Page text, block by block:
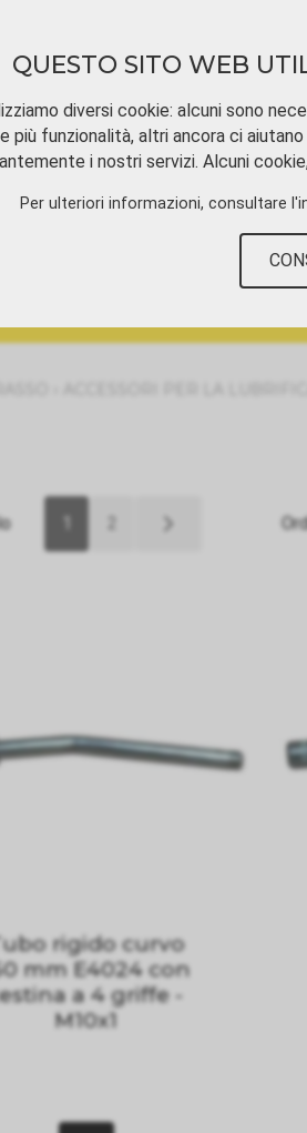
rigido curvo
mm E4024 con
a 4 griffe -
M10x1
QUESTO SITO WEB
diversi cookie: alcuni sono
più funzionalità, altri ancora ci
i nostri servizi. Alcuni
Per ulteriori informazioni, consultare